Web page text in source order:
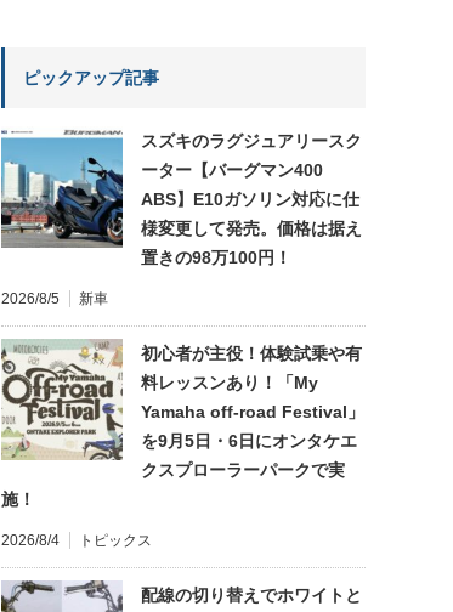
ピックアップ記事
スズキのラグジュアリースク
ーター【バーグマン400
ABS】E10ガソリン対応に仕
様変更して発売。価格は据え
置きの98万100円！
2026/8/5 新車
初心者が主役！体験試乗や有
料レッスンあり！「My
Yamaha off-road Festival」
を9月5日・6日にオンタケエ
クスプローラーパークで実
施！
2026/8/4 トピックス
配線の切り替えでホワイトと